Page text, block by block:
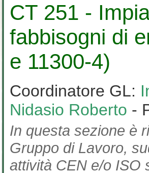
CT 251 -
fabbisogni di
e 11300-4)
Coordinatore GL:
Nidasio Roberto -
In questa sezione è
Gruppo di Lavoro,
attività CEN e/o ISO